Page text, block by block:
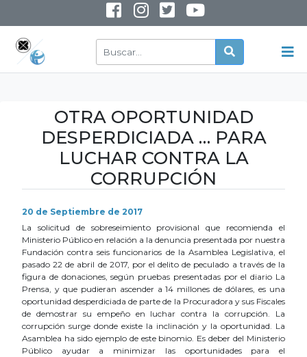
OTRA OPORTUNIDAD
DESPERDICIADA … PARA
LUCHAR CONTRA LA
CORRUPCIÓN
20 de Septiembre de 2017
La solicitud de sobreseimiento provisional que recomienda el
Ministerio Público en relación a la denuncia presentada por nuestra
Fundación contra seis funcionarios de la Asamblea Legislativa, el
pasado 22 de abril de 2017, por el delito de peculado a través de la
figura de donaciones, según pruebas presentadas por el diario La
Prensa, y que pudieran ascender a 14 millones de dólares, es una
oportunidad desperdiciada de parte de la Procuradora y sus Fiscales
de demostrar su empeño en luchar contra la corrupción. La
corrupción surge donde existe la inclinación y la oportunidad. La
Asamblea ha sido ejemplo de este binomio. Es deber del Ministerio
Público ayudar a minimizar las oportunidades para el